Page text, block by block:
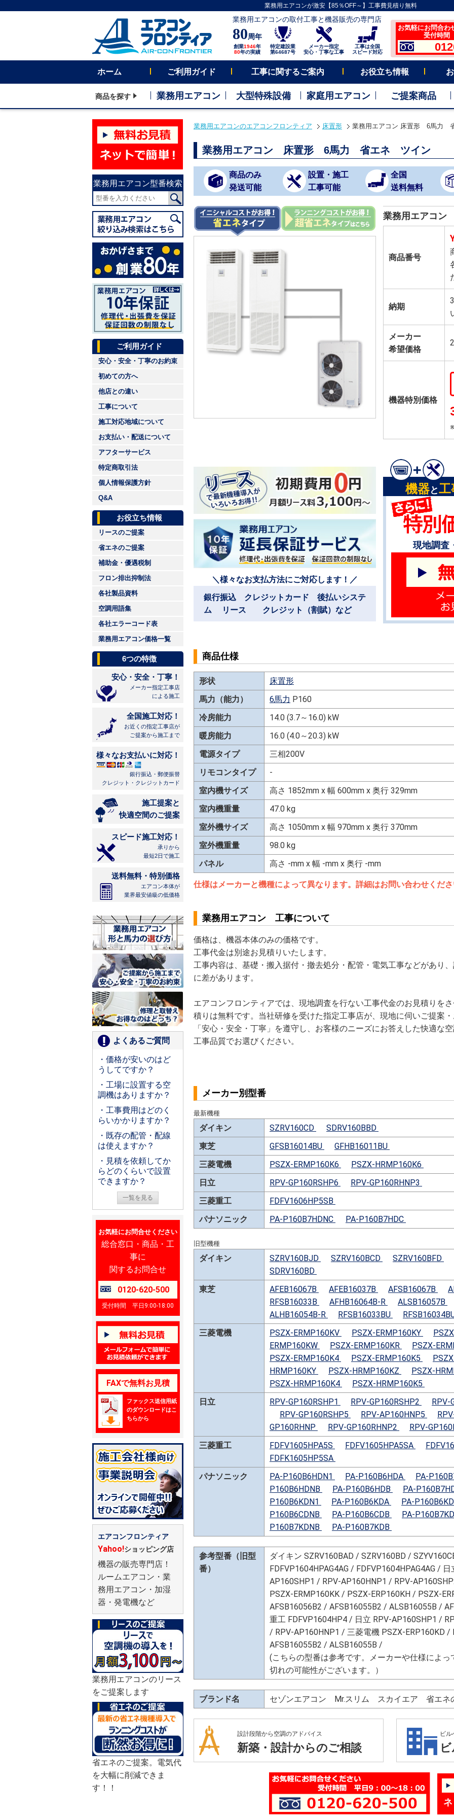
業務用エアコンが激安【85％OFF～】工事費見積り無料
業務用エアコンの取付工事と機器販売の専門店
80周年
創業1946年
80年の実績
特定建設業
第64687号
メーカー指定
安心・丁寧な工事
工事は全国
スピード対応
お気軽にお問合わ
受付時間
ホーム ご利用ガイド 工事に関するご案内 お役立ち情報
商品を探す 業務用エアコン 大型特殊設備 家庭用エアコン ご提案商品
業務用エアコン型番検索
ご利用ガイド
安心・安全・丁寧のお約束
初めての方へ
他店との違い
工事について
施工対応地域について
お支払い・配送について
アフターサービス
特定商取引法
個人情報保護方針
Q&A
お役立ち情報
リースのご提案
省エネのご提案
補助金・優遇税制
フロン排出抑制法
各社製品資料
空調用語集
各社エラーコード表
業務用エアコン価格一覧
6つの特徴
安心・安全・丁寧！
メーカー指定工事店
による施工
全国施工対応！
お近くの指定工事店が
ご提案から施工まで
様々なお支払いに対応！
銀行振込・郵便振替
クレジット・クレジットカード
施工提案と
快適空間のご提案
スピード施工対応！
承りから
最短2日で施工
送料無料・特別価格
エアコン本体が
業界最安値級の低価格
よくあるご質問
・価格が安いのはど
うしてですか？
・工場に設置する空
調機はありますか？
・工事費用はどのく
らいかかりますか？
・既存の配管・配線
は使えますか？
・見積を依頼してか
らどのくらいで設置
できますか？
一覧を見る
お気軽にお問合せください
総合窓口・商品・工
事に
関するお問合せ
0120-620-500
受付時間 平日9:00-18:00
FAXで無料お見積
ファックス送信用紙
のダウンロードはこ
ちらから
エアコンフロンティア
Yahoo!ショッピング店
機器の販売専門店！
ルームエアコン・業
務用エアコン・加湿
器・発電機など
業務用エアコンのリース
をご提案します
省エネのご提案。電気代
を大幅に削減できま
す！！
業務用エアコンのエアコンフロンティア 床置形 業務用エアコン 床置形 6馬力
業務用エアコン 床置形 6馬力 省エネ ツイン
商品のみ
発送可能
設置・施工
工事可能
全国
送料無料
業務用エアコ
商品番号
納期
メーカー
希望価格
機器特別価格
＼様々なお支払方法にご対応します！／
銀行振込 クレジットカード 後払いシステ
ム リース クレジット（割賦）など
機器と工
現地調査
商品仕様
形状
床置形
馬力（能力）
6馬力 P160
冷房能力
14.0 (3.7～16.0) kW
暖房能力
16.0 (4.0～20.3) kW
電源タイプ
三相200V
リモコンタイプ
-
室内機サイズ
高さ 1852mm x 幅 600mm x 奥行 329mm
室内機重量
47.0 kg
室外機サイズ
高さ 1050mm x 幅 970mm x 奥行 370mm
室外機重量
98.0 kg
パネル
高さ -mm x 幅 -mm x 奥行 -mm
仕様はメーカーと機種によって異なります。詳細はお問い合わせくだ
業務用エアコン 工事について
価格は、機器本体のみの価格です。
工事代金は別途お見積りいたします。
工事内容は、基礎・搬入据付・撤去処分・配管・電気工事などがあり
に差があります。
エアコンフロンティアでは、現地調査を行ない工事代金のお見積りを
積りは無料です。当社研修を受けた指定工事店が、現地に伺いご提案
「安心・安全・丁寧」を遵守し、お客様のニーズにお答えした快適な
工事品質でお選びください。
メーカー別型番
最新機種
ダイキン SZRV160CD
SDRV160BBD
東芝
GFSB16014BU
GFHB16011BU
三菱電機
PSZX-ERMP160K6
PSZX-HRMP160K6
日立
RPV-GP160RSHP6
RPV-GP160RHNP3
三菱重工
FDFV1606HP5SB
パナソニック
PA-P160B7HDNC PA-P160B7HDC
旧型機種
ダイキン SZRV160BJD SZRV160BCD
SZRV160BFD
SDRV160BD
東芝
AFEB16067B AFEB16037B AFSB16067B
RFSB16033B
AFHB16064B-R
ALSB16057B
ALHB16054B-R
RFSB16033BU
三菱電機
PSZX-ERMP160KV PSZX-ERMP160KY
ERMP160KW
PSZX-ERMP160KR
PSZX-
PSZX-ERMP160K4
PSZX-ERMP160K5
HRMP160KY
PSZX-HRMP160KZ
PSZX-
PSZX-HRMP160K4
PSZX-HRMP160K5
日立
RPV-GP160RSHP1 RPV-GP160RSHP2
RPV-
RPV-GP160RSHP5
RPV-AP160HNP5
GP160RHNP
RPV-GP160RHNP2
RPV-
三菱重工
FDFV1605HPA5S FDFV1605HPA5SA
FDFK1605HP5SA
パナソニック
PA-P160B6HDN1 PA-P160B6HDA
PA-
P160B6HDNB
PA-P160B6HDB
PA-
P160B6KDN1
PA-P160B6KDA
PA-
P160B6CDNB
PA-P160B6CDB
PA-
P160B7KDNB
PA-P160B7KDB
参考型番（旧型
番）
ダイキン SZRV160BAD / SZRV160BD /
FDFVP1604HPAG4AG / FDFVP1604HPAG4AG /
AP160SHP1 / RPV-AP160HNP1 / RPV-
PSZX-ERMP160KK / PSZX-ERP160KH / PSZX-
AFSB16056B2 / AFSB16055B2 / ALSB16055B /
重工 FDFVP1604HP4 / 日立 RPV-AP160SHP1 /
/ RPV-AP160HNP1 / 三菱電機 PSZX-ERP160KD /
AFSB16055B2 / ALSB16055B /
(こちらの型番は参考です。メーカーや仕様によ
切れの可能性がございます。）
ブランド名 セゾンエアコン Mr.スリム スカイエア 省エ
設計段階から空調のアドバイス
新築・設計からのご相談
ビ